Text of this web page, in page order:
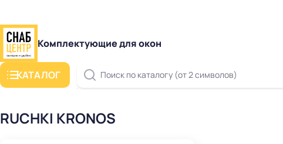
Комплектующие для окон
КАТАЛОГ Поиск по каталогу (от 2 символов)
RUCHKI KRONOS